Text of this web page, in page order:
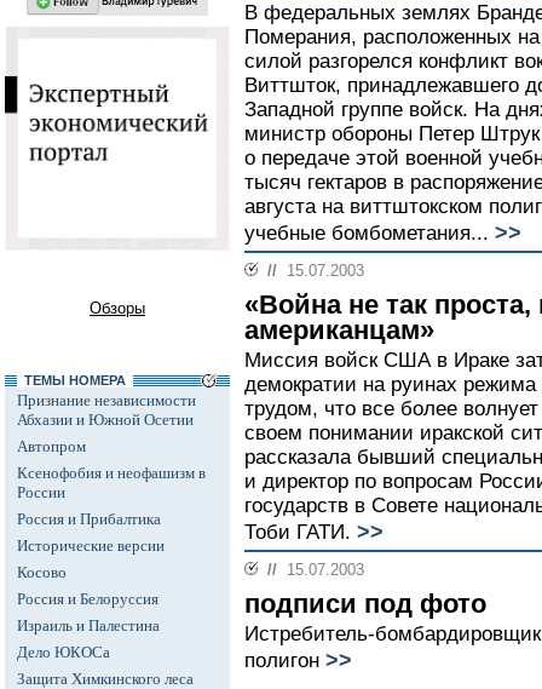
Обзоры
ТЕМЫ НОМЕРА
Признание независимости
Абхазии и Южной Осетии
Автопром
Ксенофобия и неофашизм в
России
Россия и Прибалтика
Исторические версии
Косово
Россия и Белоруссия
Израиль и Палестина
Дело ЮКОСа
Защита Химкинского леса
В федеральных землях
Померания, расположенных
силой разгорелся конфликт
Виттшток, принадлежавшего
Западной группе войск. На
министр обороны Петер
о передаче этой военной
тысяч гектаров в
августа на виттштокском
учебные бомбометания... >>
// 15.07.2003
«Война не так
американцам»
Миссия войск США в Ираке
демократии на руинах
трудом, что все более
своем понимании иракской
рассказала бывший
и директор по вопросам
государств в Совете
Тоби ГАТИ. >>
// 15.07.2003
подписи под фото
Истребитель-
полигон >>